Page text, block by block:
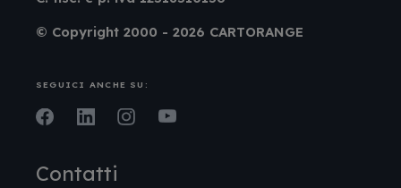
© Copyright 2000 - 2026 CARTORANGE
SEGUICI ANCHE SU:
Facebook
LinkedInInstagram
Contatti